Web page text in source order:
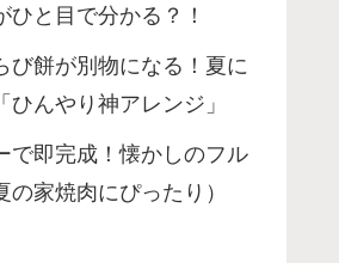
ひと目で分かる？！
び餅が別物になる！夏に
んやり神アレンジ」
で即完成！懐かしのフル
の家焼肉にぴったり）